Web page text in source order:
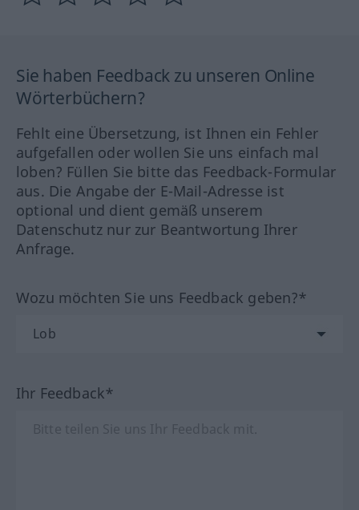
Sie haben Feedback zu unseren Online
Wörterbüchern?
Fehlt eine Übersetzung, ist Ihnen ein Fehler
aufgefallen oder wollen Sie uns einfach mal
loben? Füllen Sie bitte das Feedback-Formular
aus. Die Angabe der E-Mail-Adresse ist
optional und dient gemäß unserem
Datenschutz nur zur Beantwortung Ihrer
Anfrage.
Wozu möchten Sie uns Feedback geben?*
Ihr Feedback*